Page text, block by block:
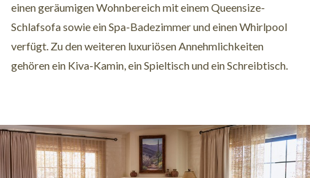
einen geräumigen Wohnbereich mit einem Queensize-
Schlafsofa sowie ein Spa-Badezimmer und einen Whirlpool
verfügt. Zu den weiteren luxuriösen Annehmlichkeiten
gehören ein Kiva-Kamin, ein Spieltisch und ein Schreibtisch.